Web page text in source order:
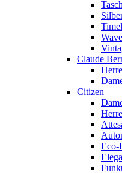
Claude
Citizen
Eco-